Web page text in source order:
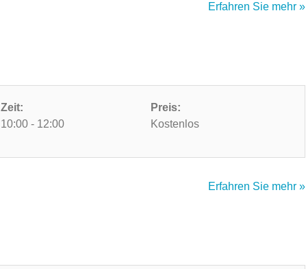
Erfahren Sie mehr »
Zeit:
10:00 - 12:00
Preis:
Kostenlos
Erfahren Sie mehr »